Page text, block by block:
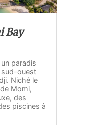
Bay
paradis
sud-ouest
Niché le
Momi,
des
piscines à